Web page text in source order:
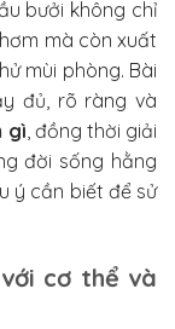
dầu bưởi
cho mái tóc?
phòng và
giãn và
bưởi không chỉ
mà còn xuất
mùi phòng. Bài
đủ, rõ ràng và
gì, đồng thời giải
đời sống hằng
ý cần biết để sử
cơ thể và